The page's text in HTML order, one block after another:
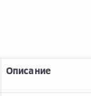
Описание